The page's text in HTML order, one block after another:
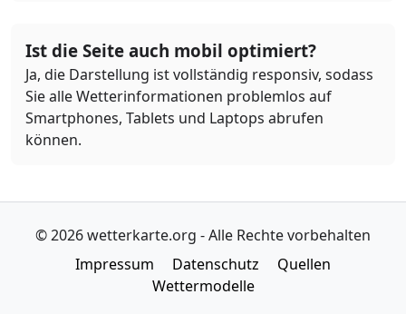
Ist die Seite auch mobil optimiert?
Ja, die Darstellung ist vollständig responsiv, sodass
Sie alle Wetterinformationen problemlos auf
Smartphones, Tablets und Laptops abrufen
können.
© 2026 wetterkarte.org - Alle Rechte vorbehalten
Impressum
Datenschutz
Quellen
Wettermodelle